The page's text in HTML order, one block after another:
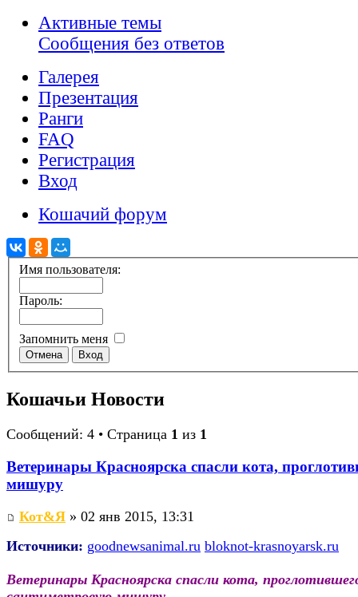
Активные темы
Сообщения без ответов
Галерея
Презентация
Ранги
FAQ
Регистрация
Вход
Кошачий форум
Имя пользователя:
Пароль:
Запомнить меня
Кошачьи Новости
Сообщений: 4 • Страница 1 из 1
Ветеринары Красноярска спасли кота,
мишуру
Кот&Я » 02 янв 2015, 13:31
Источники: goodnewsanimal.ru bloknot-krasnoyarsk.ru
Ветеринары Красноярска спасли кота,